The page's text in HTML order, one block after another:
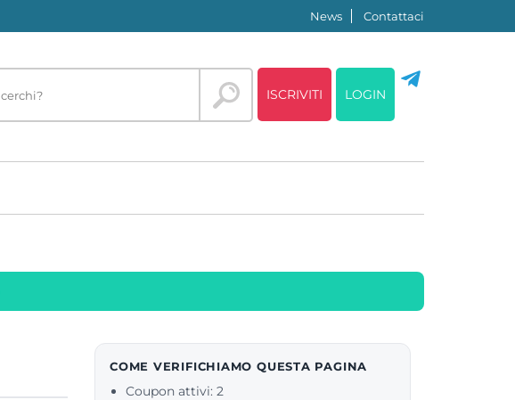
News Contattaci
ISCRIVITI LOGIN
COME VERIFICHIAMO QUESTA PAGINA
Coupon attivi: 2